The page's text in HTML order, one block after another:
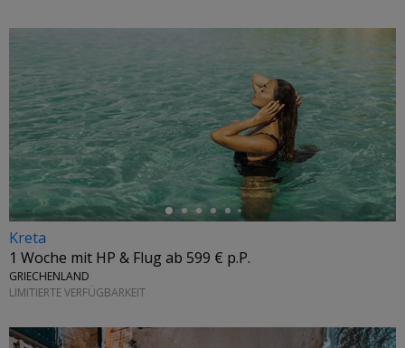
←
Kreta
1 Woche mit HP & Flug ab 599 € p.P.
GRIECHENLAND
LIMITIERTE VERFÜGBARKEIT